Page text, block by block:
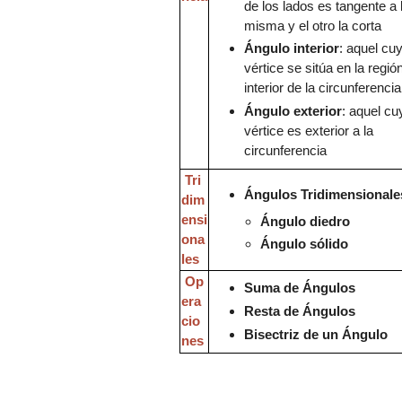
de los lados es tangente a
misma y el otro la corta
Ángulo interior: aquel
vértice se sitúa en la
interior de la circunferencia
Ángulo exterior: aquel
vértice es exterior a la
circunferencia
Tri
dim
ensi
ona
les
Ángulos
Ángulo diedro
Ángulo sólido
Op
era
cio
nes
Suma de Ángulos
Resta de Ángulos
Bisectriz de un Ángulo